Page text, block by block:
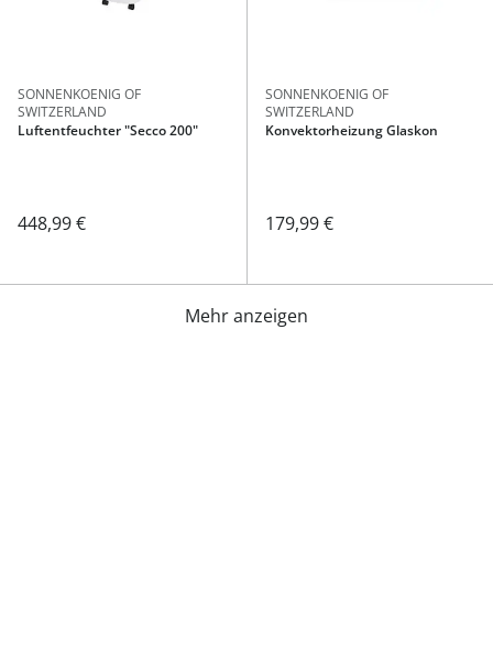
SONNENKOENIG OF
SWITZERLAND
Luftentfeuchter "Secco 200"
448,99 €
SONNENKOENIG OF
SWITZERLAND
Konvektorheizung Glaskon
179,99 €
Mehr anzeigen